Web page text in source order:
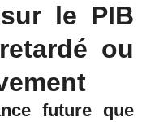
le PIB
ou
future que